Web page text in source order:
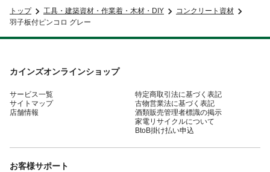
トップ 工具・建築資材・作業着・木材・DIY
コンクリート資材
羽子板付ピンコロ グレー
カインズオンラインショップ
サービス一覧
サイトマップ
店舗情報
特定商取引法に基づく表記
古物営業法に基づく表記
酒類販売管理者標識の掲示
家電リサイクルについて
BtoB掛け払い申込
お客様サポート